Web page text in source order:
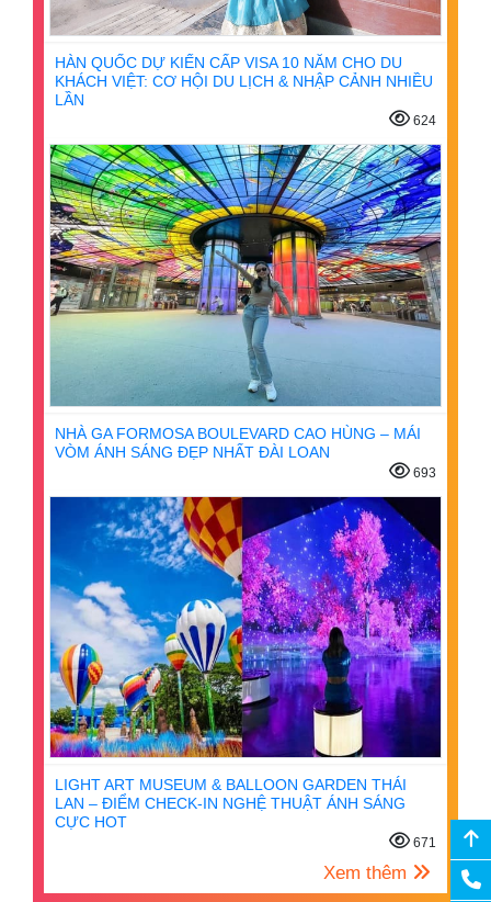
HÀN QUỐC DỰ KIẾN CẤP VISA 10 NĂM CHO DU
KHÁCH VIỆT: CƠ HỘI DU LỊCH & NHẬP CẢNH NHIỀU
LẦN
624
NHÀ GA FORMOSA BOULEVARD CAO HÙNG – MÁI
VÒM ÁNH SÁNG ĐẸP NHẤT ĐÀI LOAN
693
LIGHT ART MUSEUM & BALLOON GARDEN THÁI
LAN – ĐIỂM CHECK-IN NGHỆ THUẬT ÁNH SÁNG
CỰC HOT
671
Xem thêm